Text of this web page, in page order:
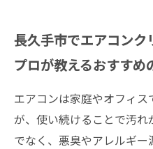
長久手市でエアコンク
プロが教えるおすすめ
エアコンは家庭やオフィ
が、使い続けることで汚
でなく、悪臭やアレルギ